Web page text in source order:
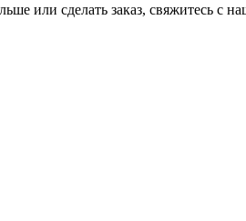
или сделать заказ, свяжитесь с